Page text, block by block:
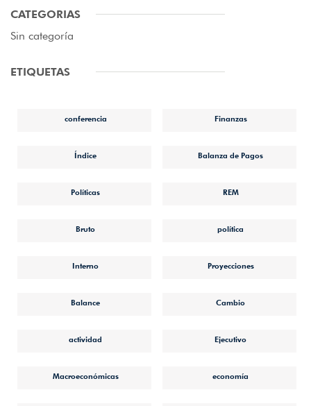
CATEGORIAS
Sin categoría
ETIQUETAS
conferencia Finanzas
Índice Balanza de Pagos
Políticas REM
Bruto política
Interno Proyecciones
Balance Cambio
actividad Ejecutivo
Macroeconómicas economía